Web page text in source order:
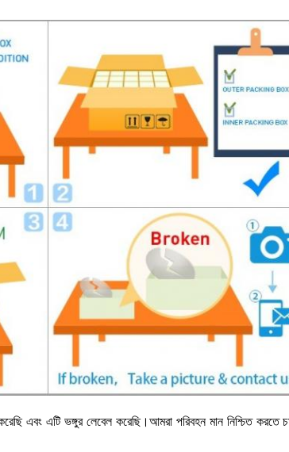
এবং এটি ভঙ্গুর লেবেল করেছি।আমরা পরিবহন মান নিশ্চিত করতে